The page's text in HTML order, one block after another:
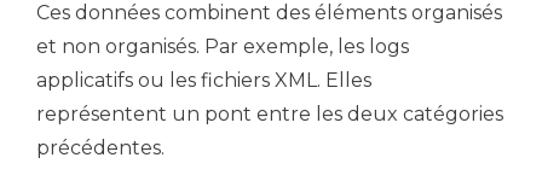
Ces données combinent des éléments organisés
et non organisés. Par exemple, les logs
applicatifs ou les fichiers XML. Elles
représentent un pont entre les deux catégories
précédentes.